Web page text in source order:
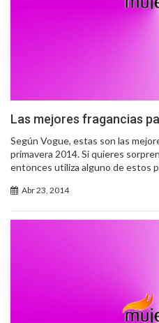
Las mejores fragancias
Según Vogue, estas son las
primavera 2014. Si quieres
entonces utiliza alguno de estos
Abr 23, 2014